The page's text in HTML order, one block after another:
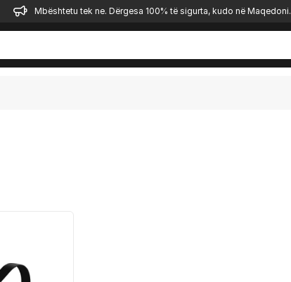
Mbështetu tek ne. Dërgesa 100% të sigurta, kudo në Maqedoni.